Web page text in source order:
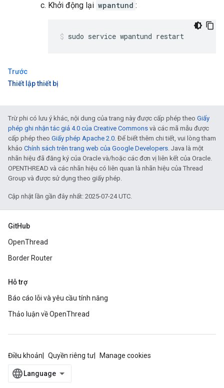
Khởi động lại wpantund :
sudo service wpantund restart
Trước
Thiết lập thiết bị
Trừ phi có lưu ý khác, nội dung của trang này được cấp phép theo Giấy
phép ghi nhận tác giả 4.0 của Creative Commons và các mã mẫu được
cấp phép theo Giấy phép Apache 2.0. Để biết thêm chi tiết, vui lòng tham
khảo Chính sách trên trang web của Google Developers. Java là một
nhãn hiệu đã đăng ký của Oracle và/hoặc các đơn vị liên kết của Oracle.
OPENTHREAD và các nhãn hiệu có liên quan là nhãn hiệu của Thread
Group và được sử dụng theo giấy phép.
Cập nhật lần gần đây nhất: 2025-07-24 UTC.
GitHub
OpenThread
Border Router
Hỗ trợ
Báo cáo lỗi và yêu cầu tính năng
Thảo luận về OpenThread
Điều khoản Quyền riêng tư Manage cookies